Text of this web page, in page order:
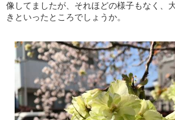
像してましたが、それほどの様子もなく、
きといったところでしょうか。